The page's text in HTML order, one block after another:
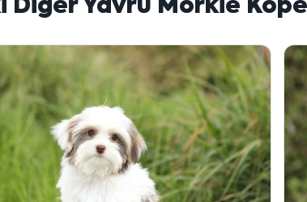
Diğer Yavru Morkie